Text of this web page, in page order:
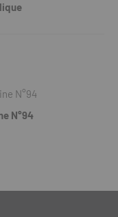
N°94